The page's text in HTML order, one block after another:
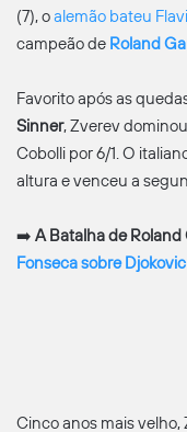
(7), oalemão bateu
campeão de Roland
Favorito após as
Sinner, Zverev
Cobolli por 6/1. O
altura e venceu a
➡️ A Batalha de Roland
Fonseca sobre Djokovic
Cinco anos mais velho,